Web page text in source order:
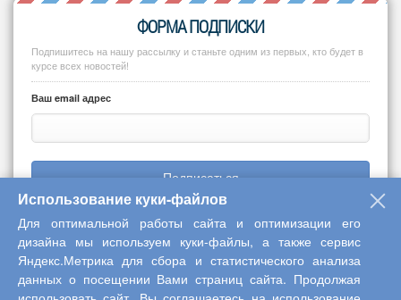
ФОРМА ПОДПИСКИ
Подпишитесь на нашу рассылку и станьте одним из первых, кто будет в
курсе всех новостей!
Ваш email адрес
Подписаться
Copyright © 2013-2026 Центр научного сотрудничества «Интерактив
плюс»
Использование куки-файлов
Для оптимальной работы сайта и оптимизации его
дизайна мы используем куки-файлы, а также сервис
Яндекс.Метрика для сбора и статистического анализа
данных о посещении Вами страниц сайта. Продолжая